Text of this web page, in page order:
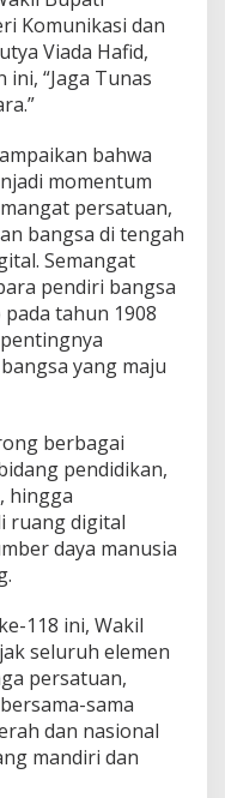
Komunikasi dan
Viada Hafid,
“Jaga Tunas
bahwa
momentum
persatuan,
bangsa di tengah
Semangat
pendiri bangsa
tahun 1908
yang maju
berbagai
pendidikan,
hingga
ruang digital
daya manusia
118 ini, Wakil
seluruh elemen
persatuan,
sama
dan nasional
mandiri dan